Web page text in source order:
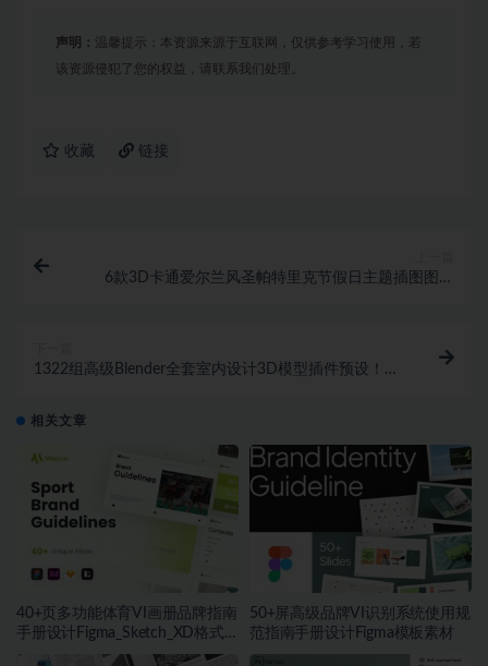
声明： 温馨提示：本资源来源于互联网，仅供参考学习使用，若
该资源侵犯了您的权益，请联系我们处理。
收藏 链接
6款3D卡通爱尔兰风圣帕特里克节假日主题插图图标
1322组高级Blender全套室内设计3D模型插件预设！
相关文章
40+页多功能体育VI画册品牌指南
手册设计Figma_Sketch_XD格式
50+屏高级品牌VI识别系统使用规
范指南手册设计Figma模板素材